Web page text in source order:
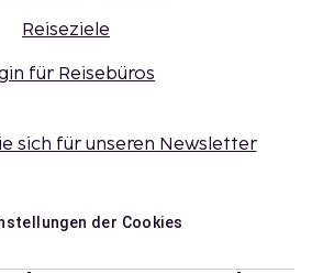
Reiseziele
für Reisebüros
sich für unseren Newsletter
der Cookies